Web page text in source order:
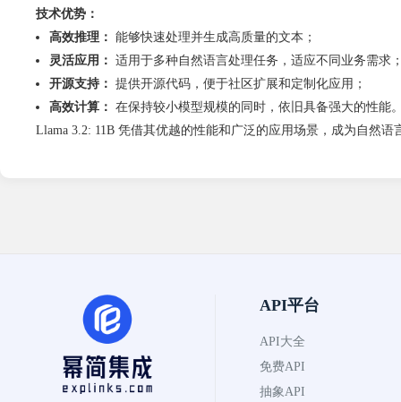
技术优势：
高效推理： 能够快速处理并生成高质量的文本；
灵活应用： 适用于多种自然语言处理任务，适应不同业务需求
开源支持： 提供开源代码，便于社区扩展和定制化应用；
高效计算： 在保持较小模型规模的同时，依旧具备强大的性能
Llama 3.2: 11B 凭借其优越的性能和广泛的应用场景，成为自然
API平台
API大全
免费API
抽象API